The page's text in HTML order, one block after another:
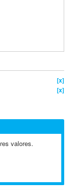
[x]
[x]
valores.